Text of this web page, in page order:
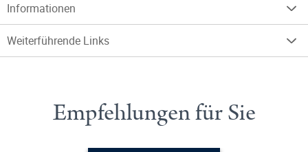
Informationen
Weiterführende Links
Empfehlungen für Sie